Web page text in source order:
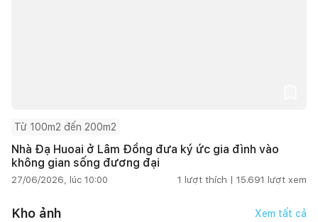
Từ 100m2 đến 200m2
Nhà Đạ Huoai ở Lâm Đồng đưa ký ức gia đình vào
không gian sống đương đại
27/06/2026, lúc 10:00 1 lượt thích | 15.691 lượt xem
Kho ảnh Xem tất cả